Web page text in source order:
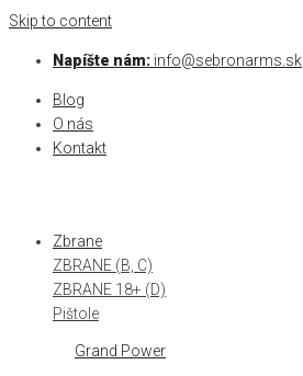
Skip to content
Napíšte nám: info@sebronarms.sk
Blog
O nás
Kontakt
Zbrane
ZBRANE (B, C)
ZBRANE 18+ (D)
Pištole
Grand Power